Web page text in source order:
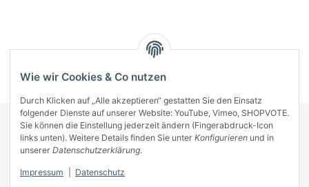
KONTAKT
INFORMATIONEN
ZAHLUNGSARTEN
Wie wir Cookies & Co nutzen
Durch Klicken auf „Alle akzeptieren“ gestatten Sie den Einsatz
folgender Dienste auf unserer Website: YouTube, Vimeo, SHOPVOTE.
Sie können die Einstellung jederzeit ändern (Fingerabdruck-Icon
links unten). Weitere Details finden Sie unter Konfigurieren und in
unserer Datenschutzerklärung.
Impressum Datenschutz